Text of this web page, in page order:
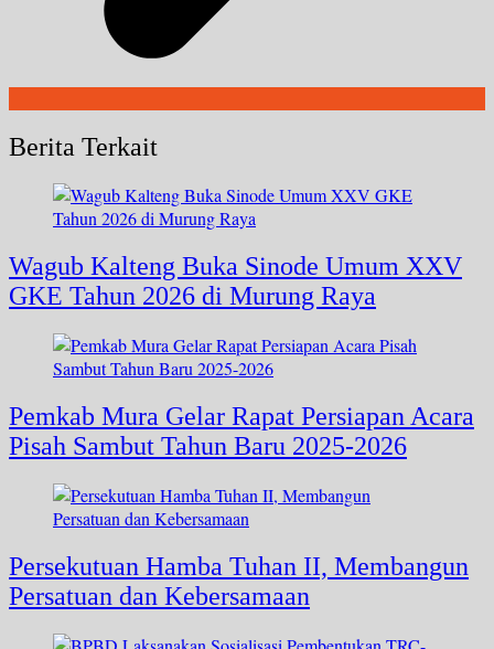
Berita Terkait
Wagub Kalteng Buka Sinode Umum XXV
GKE Tahun 2026 di Murung Raya
Pemkab Mura Gelar Rapat Persiapan Acara
Pisah Sambut Tahun Baru 2025-2026
Persekutuan Hamba Tuhan II, Membangun
Persatuan dan Kebersamaan